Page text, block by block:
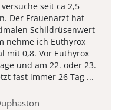
seit ca 2,5
Der Frauenarzt hat
Schildrüsenwert
nehme ich Euthyrox
mit 0,8. Vor Euthyrox
und am 22. oder 23.
fast immer 26 Tag ...